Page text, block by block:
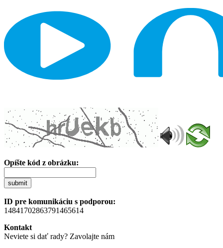
Opíšte kód z obrázku:
submit
ID pre komunikáciu s podporou:
14841702863791465614
Kontakt
Neviete si dať rady? Zavolajte nám